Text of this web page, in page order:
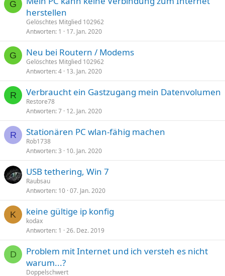
G
herstellen
Gelöschtes Mitglied 102962
Antworten 1 17. Jan. 2020
G Neu bei Routern / Modems
Gelöschtes Mitglied 102962
Antworten 4 13. Jan. 2020
R Verbraucht ein Gastzugang mein Datenvolumen
Restore78
Antworten 7 12. Jan. 2020
R Stationären PC wlan-fähig machen
Rob1738
Antworten 3 10. Jan. 2020
USB tethering, Win 7
Raubsau
Antworten 10 07. Jan. 2020
K keine gültige ip konfig
kodax
Antworten 1 26. Dez. 2019
D
Problem mit Internet und ich versteh es nicht
warum...?
Doppelschwert